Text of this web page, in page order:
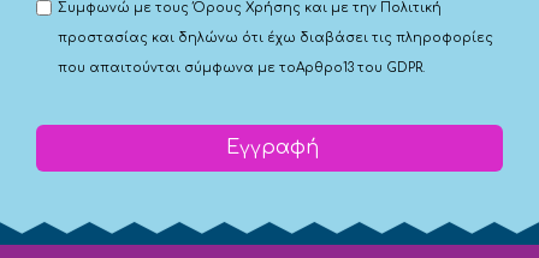
Συμφωνώ με τουςΌρους Χρήσης και με την Πολιτική
προστασίας και δηλώνω ότι έχω διαβάσει τις πληροφορίες
που απαιτούνται σύμφωνα με τοΑρθρο13 του GDPR.
Εγγραφή